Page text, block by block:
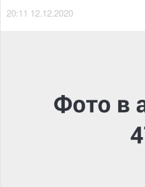
20:11 12.12.2020